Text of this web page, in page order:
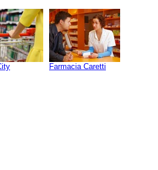
Farmacia Caretti